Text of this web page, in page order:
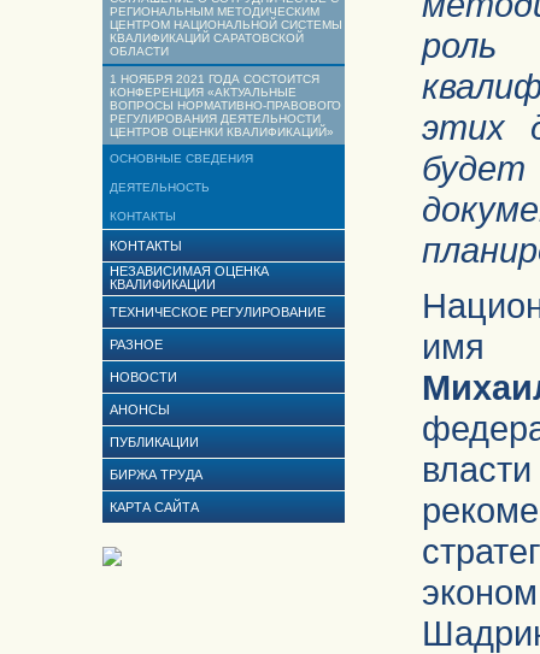
РЕГИОНАЛЬНЫМ МЕТОДИЧЕСКИМ
ЦЕНТРОМ НАЦИОНАЛЬНОЙ СИСТЕМЫ
КВАЛИФИКАЦИЙ САРАТОВСКОЙ
ОБЛАСТИ
1 НОЯБРЯ 2021 ГОДА СОСТОИТСЯ
КОНФЕРЕНЦИЯ «АКТУАЛЬНЫЕ
ВОПРОСЫ НОРМАТИВНО-ПРАВОВОГО
РЕГУЛИРОВАНИЯ ДЕЯТЕЛЬНОСТИ
ЦЕНТРОВ ОЦЕНКИ КВАЛИФИКАЦИЙ»
ОСНОВНЫЕ СВЕДЕНИЯ
ДЕЯТЕЛЬНОСТЬ
КОНТАКТЫ
КОНТАКТЫ
НЕЗАВИСИМАЯ ОЦЕНКА
КВАЛИФИКАЦИИ
ТЕХНИЧЕСКОЕ РЕГУЛИРОВАНИЕ
РАЗНОЕ
НОВОСТИ
АНОНСЫ
ПУБЛИКАЦИИ
БИРЖА ТРУДА
КАРТА САЙТА
роль
этих
имя